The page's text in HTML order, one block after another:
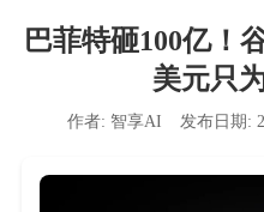
巴菲特砸100亿！
美元只
作者: 智享AI 发布日期: